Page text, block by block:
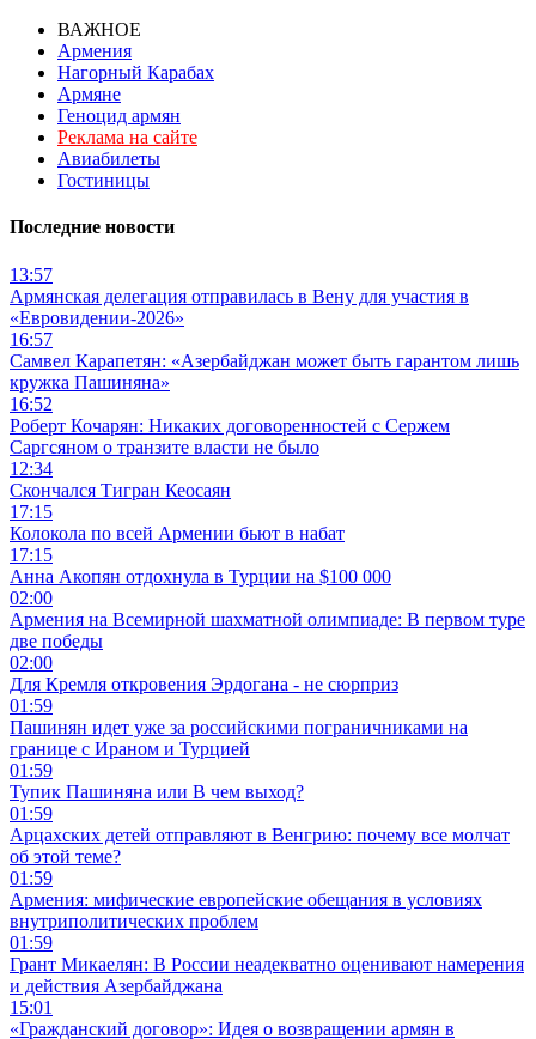
ВАЖНОЕ
Армения
Нагорный Карабах
Армяне
Геноцид армян
Реклама на сайте
Авиабилеты
Гостиницы
Последние новости
13:57
Армянская делегация отправилась в Вену для участия в
«Евровидении-2026»
16:57
Самвел Карапетян: «Азербайджан может быть гарантом лишь
кружка Пашиняна»
16:52
Роберт Кочарян: Никаких договоренностей с Сержем
Саргсяном о транзите власти не было
12:34
Скончался Тигран Кеосаян
17:15
Колокола по всей Армении бьют в набат
17:15
Анна Акопян отдохнула в Турции на $100 000
02:00
Армения на Всемирной шахматной олимпиаде: В первом туре
две победы
02:00
Для Кремля откровения Эрдогана - не сюрприз
01:59
Пашинян идет уже за российскими пограничниками на
границе с Ираном и Турцией
01:59
Тупик Пашиняна или В чем выход?
01:59
Арцахских детей отправляют в Венгрию: почему все молчат
об этой теме?
01:59
Армения: мифические европейские обещания в условиях
внутриполитических проблем
01:59
Грант Микаелян: В России неадекватно оценивают намерения
и действия Азербайджана
15:01
«Гражданский договор»: Идея о возвращении армян в